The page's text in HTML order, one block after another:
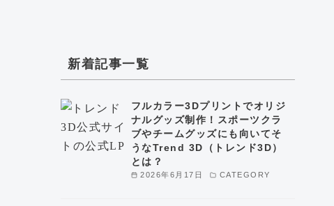
新着記事一覧
2026年6月17日 CATEGORY
フルカラー3Dプリントでオリジ
ナルグッズ制作！スポーツクラ
ブやチームグッズにも向いてそ
うなTrend 3D（トレンド3D）
とは？